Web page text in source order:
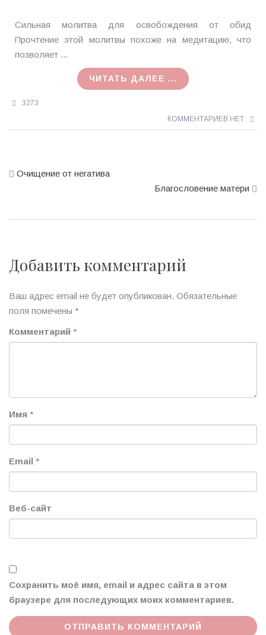
Ирина
MagicTantra
01.08.2018
Сильная молитва для освобождения от обид
Прочтение этой молитвы похоже на медитацию, что
позволяет ...
ЧИТАТЬ ДАЛЕЕ ...
3273
КОММЕНТАРИЕВ НЕТ
Очищение от негатива
Благословение матери
Добавить комментарий
Ваш адрес email не будет опубликован. Обязательные
поля помечены *
Комментарий *
Имя *
Email *
Веб-сайт
Сохранить моё имя, email и адрес сайта в этом
браузере для последующих моих комментариев.